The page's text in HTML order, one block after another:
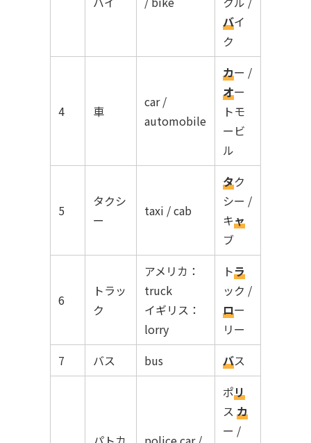
バイ
ク
4 車
car /
automobile
カー /
オー
トモ
ービ
ル
5
タクシ
ー
taxi / cab
タク
シー /
キャ
ブ
6
トラッ
ク
アメリカ：
truck
イギリス：
lorry
トラ
ック /
ロー
リー
7
バス bus バス
ポリ
スカ
ー /